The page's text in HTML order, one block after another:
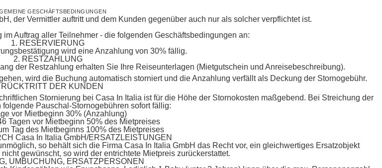
GESCHÄFTSBEDINGUNGEN
der Vermittler auftritt und dem Kunden gegenüber auch nur als solcher verpflichtet ist.
Auftrag aller Teilnehmer - die folgenden Geschäftsbedingungen an:
1. RESERVIERUNG
wird eine Anzahlung von 30% fällig.
2. RESTZAHLUNG
der Restzahlung erhalten Sie Ihre Reiseunterlagen (Mietgutschein und Anreisebeschreibung).
wird die Buchung automatisch storniert und die Anzahlung verfällt als Deckung der Stornogebühr.
RÜCKTRITT DER KUNDEN
Stornierung bei Casa In Italia ist für die Höhe der Stornokosten maßgebend. Bei Streichung der
folgende Pauschal-Stornogebühren sofort fällig:
vor Mietbeginn 30% (Anzahlung)
Tagen vor Mietbeginn 50% des Mietpreises
Tag des Mietbeginns 100% des Mietpreises
Casa In Italia GmbH/ERSATZLEISTUNGEN
so behält sich die Firma Casa In Italia GmbH das Recht vor, ein gleichwertiges Ersatzobjekt
gewünscht, so wird der entrichtete Mietpreis zurückerstattet.
UMBUCHUNG, ERSATZPERSONEN